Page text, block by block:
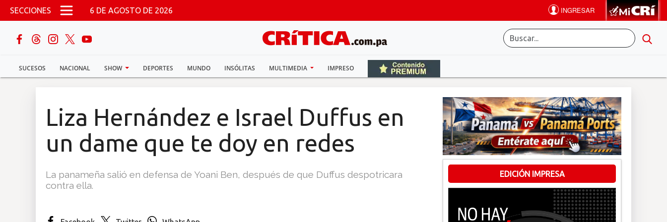
Pasar al contenido principal
SECCIONES 6 DE AGOSTO DE 2026
SUCESOS NACIONAL SHOW DEPORTES MUNDO INSÓLITAS MULTIMEDIA IMPRESO
buscar
Sucesos
Liza Hernández e Israel Duffus en
un dame que te doy en redes
La panameña salió en defensa de Yoani Ben, después de que Duffus despotricara
contra ella.
EDICIÓN IMPRESA